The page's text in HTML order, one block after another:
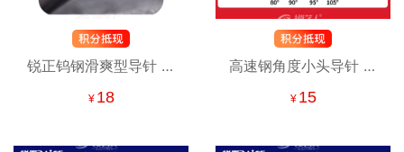
锐正钨钢滑爽型导针 立
式钥匙机专用导针 行走
¥ 18
高速钢角度小头导针 立
式钥匙机专用铣刀
¥ 15